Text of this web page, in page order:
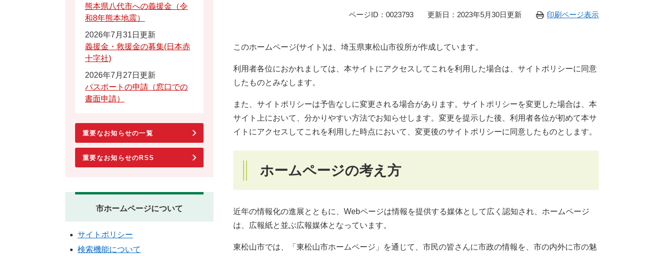
ページID：0023793 更新日：2023年5月30日更新 印刷ページ表示
このホームページ(サイト)は、埼玉県東松山市役所が作成しています。
利用者各位におかれましては、本サイトにアクセスしてこれを利用した場合は、サイトポリシーに同意
したものとみなします。
また、サイトポリシーは予告なしに変更される場合があります。サイトポリシーを変更した場合は、本
サイト上において、分かりやすい方法でお知らせします。変更を提示した後、利用者各位が初めて本サ
イトにアクセスしてこれを利用した時点において、変更後のサイトポリシーに同意したものとします。
ホームページの考え方
近年の情報化の進展とともに、Webページは情報を提供する媒体として広く認知され、ホームページ
は、広報紙と並ぶ広報媒体となっています。
東松山市では、「東松山市ホームページ」を通じて、市民の皆さんに市政の情報を、市の内外に市の魅
熊本県八代市への義援金（令
和8年熊本地震）
2026年7月31日更新
義援金・救援金の募集(日本赤
十字社)
2026年7月27日更新
パスポートの申請（窓口での
書面申請）
重要なお知らせの一覧
重要なお知らせのRSS
市ホームページについて
サイトポリシー
検索機能について